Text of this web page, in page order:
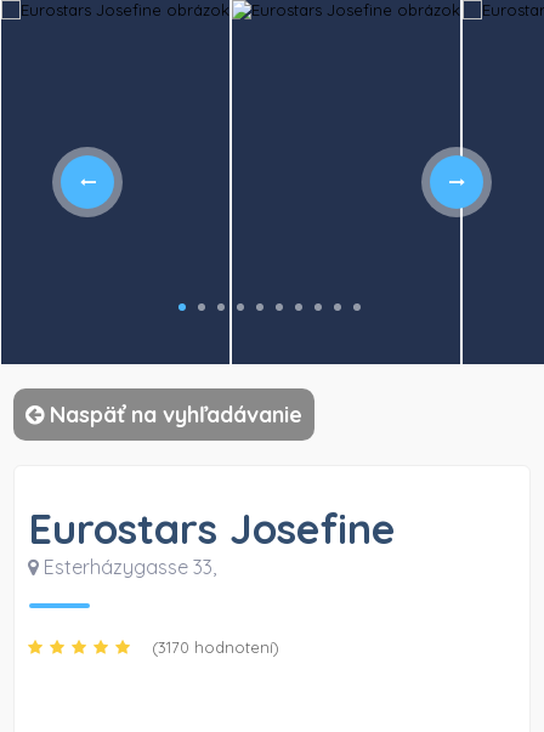
)
Naspäť na vyhľadávanie
Eurostars Josefine
Esterházygasse 33,
(3170 hodnotení)